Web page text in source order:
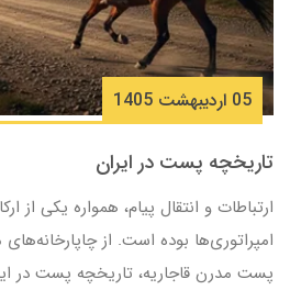
05 ارديبهشت 1405
تاریخچه پست در ایران
ارتباطات و انتقال پیام، همواره یکی از
امپراتوری‌ها بوده است. از
پست مدرن قاجاریه، تاریخچه پست در